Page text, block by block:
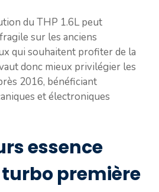
du THP 1.6L peut
sur les anciens
qui souhaitent profiter de la
donc mieux privilégier les
2016, bénéficiant
et électroniques
essence
turbo première